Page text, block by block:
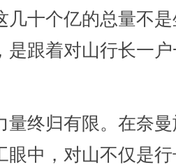
几十个亿的总量不
是跟着对山行长一
终归有限。在奈曼
眼中，对山不仅是